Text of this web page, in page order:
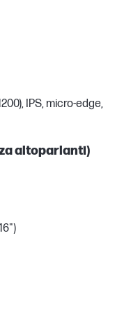
IPS, micro-edge,
altoparlanti)